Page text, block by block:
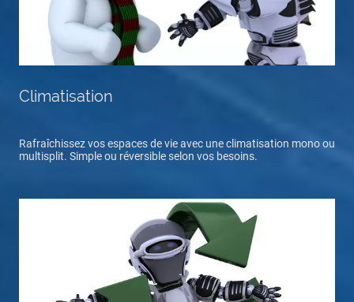
Climatisation
Rafraîchissez vos espaces de vie avec une climatisation mono ou
multisplit. Simple ou réversible selon vos besoins.